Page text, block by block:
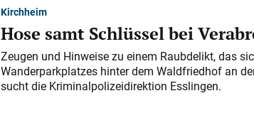
Kirchheim
Hose samt Schlüssel bei
Zeugen und Hinweise zu einem Raubdelikt, das
Wanderparkplatzes hinter dem Waldfriedhof an
sucht die Kriminalpolizeidirektion Esslingen.